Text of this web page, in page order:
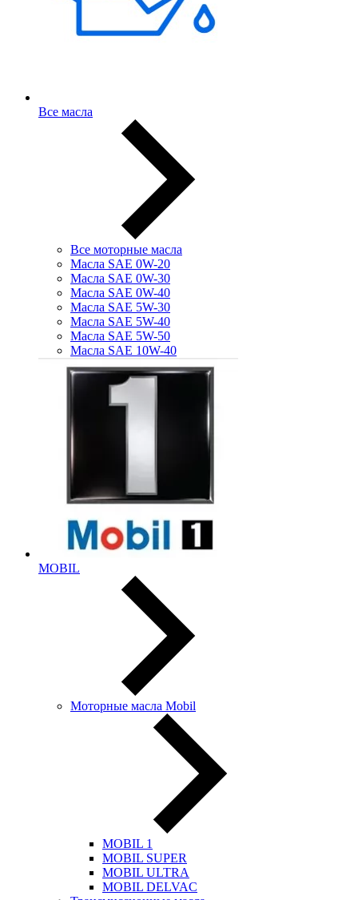
Все масла
Все моторные масла
Масла SAE 0W-20
Масла SAE 0W-30
Масла SAE 0W-40
Масла SAE 5W-30
Масла SAE 5W-40
Масла SAE 5W-50
Масла SAE 10W-40
MOBIL
Моторные масла Mobil
MOBIL 1
MOBIL SUPER
MOBIL ULTRA
MOBIL DELVAC